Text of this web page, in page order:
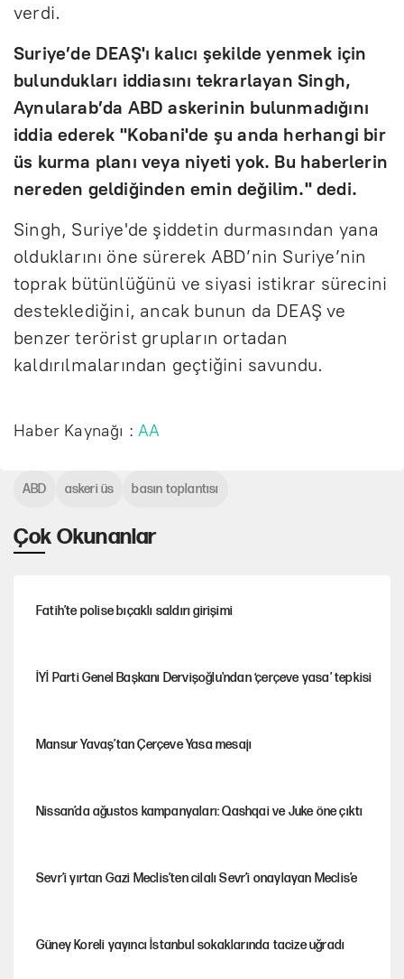
verdi.
Suriye’de DEAŞ'ı kalıcı şekilde yenmek için
bulundukları iddiasını tekrarlayan Singh,
Aynularab’da ABD askerinin bulunmadığını
iddia ederek "Kobani'de şu anda herhangi bir
üs kurma planı veya niyeti yok. Bu haberlerin
nereden geldiğinden emin değilim." dedi.
Singh, Suriye'de şiddetin durmasından yana
olduklarını öne sürerek ABD’nin Suriye’nin
toprak bütünlüğünü ve siyasi istikrar sürecini
desteklediğini, ancak bunun da DEAŞ ve
benzer terörist grupların ortadan
kaldırılmalarından geçtiğini savundu.
Haber Kaynağı :AA
Çok Okunanlar
Fatih’te polise bıçaklı saldırı girişimi
İYİ Parti Genel Başkanı Dervişoğlu'ndan ‘çerçeve yasa’ tepkisi
Mansur Yavaş’tan Çerçeve Yasa mesajı
Nissan’da ağustos kampanyaları: Qashqai ve Juke öne çıktı
Sevr’i yırtan Gazi Meclis’ten cilalı Sevr’i onaylayan Meclis’e
Güney Koreli yayıncı İstanbul sokaklarında tacize uğradı
ABD askeri üs basın toplantısı